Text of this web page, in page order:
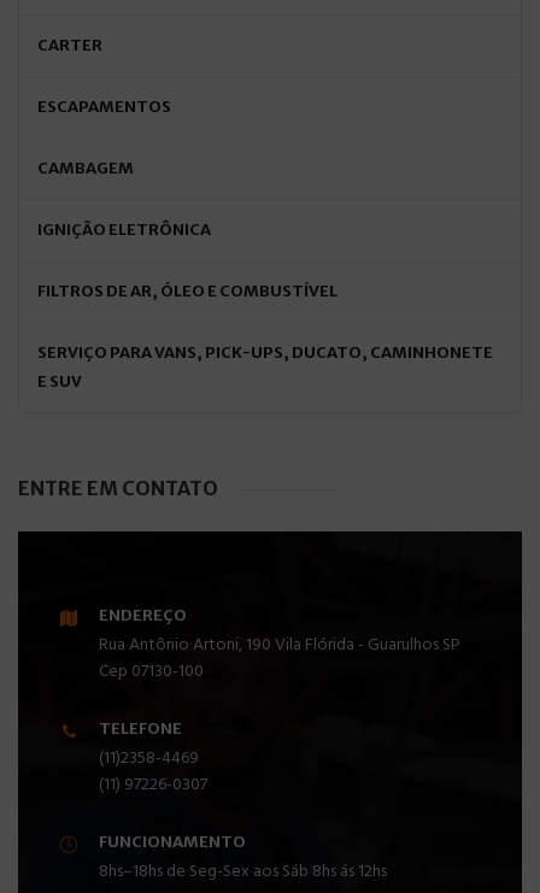
CARTER
ESCAPAMENTOS
CAMBAGEM
IGNIÇÃO ELETRÔNICA
FILTROS DE AR, ÓLEO E COMBUSTÍVEL
SERVIÇO PARA VANS, PICK-UPS, DUCATO, CAMINHONETE
E SUV
ENTRE EM CONTATO
ENDEREÇO
Rua Antônio Artoni, 190 Vila Flórida - Guarulhos SP
Cep 07130-100
TELEFONE
(11)2358-4469
(11) 97226-0307
FUNCIONAMENTO
8hs–18hs de Seg-Sex aos Sáb 8hs ás 12hs